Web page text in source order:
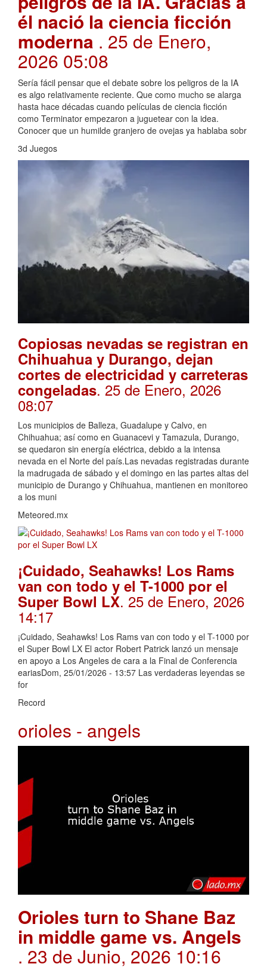
él nació la ciencia ficción
moderna . 25 de Enero,
2026 05:08
Sería fácil pensar que el debate sobre los peligros de la IA
es algo relativamente reciente. Que como mucho se alarga
hasta hace décadas cuando películas de ciencia ficción
como Terminator empezaron a juguetear con la idea.
Conocer que un humilde granjero de ovejas ya hablaba sobr
3d Juegos
Copiosas nevadas se registran en
Chihuahua y Durango, dejan
cortes de electricidad y carreteras
congeladas. 25 de Enero, 2026
08:07
Los municipios de Balleza, Guadalupe y Calvo, en
Chihuahua; así como en Guanacevi y Tamazula, Durango,
se quedaron sin energía eléctrica, debido a la intensa
nevada en el Norte del país.Las nevadas registradas durante
la madrugada de sábado y el domingo en las partes altas del
municipio de Durango y Chihuahua, mantienen en monitoreo
a los muni
Meteored.mx
¡Cuidado, Seahawks! Los Rams
van con todo y el T-1000 por el
Super Bowl LX. 25 de Enero, 2026
14:17
¡Cuidado, Seahawks! Los Rams van con todo y el T-1000 por
el Super Bowl LX El actor Robert Patrick lanzó un mensaje
en apoyo a Los Angeles de cara a la Final de Conferencia
eariasDom, 25/01/2026 - 13:57 Las verdaderas leyendas se
for
Record
orioles - angels
Orioles turn to Shane Baz
in middle game vs. Angels
. 23 de Junio, 2026 10:16